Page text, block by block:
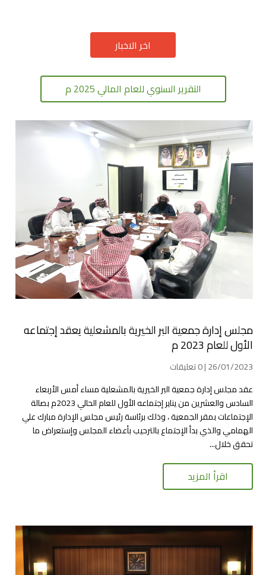
اخر الاخبار
التقرير السنوي للعام المالي 2025 م
مجلس إدارة جمعية البر الخيرية بالمشعلية يعقد إجتماعه
الأول للعام 2023 م
26/01/2023 | 0 تعليقات
عقد مجلس إدارة جمعية البر الخيرية بالمشعلية مساء أمس الأربعاء
السادس والعشرين من يناير إجتماعه الأول للعام الحالي 2023م بصالة
الإجتماعات بمقر الجمعية ، وذلك برئاسة رئيس مجلس الإدارة مبارك علي
الهمامي والذي بدأ الإجتماع بالترحيب بأعضاء المجلس وإستعراض ما
تحقق خلال...
اقرأ المزيد